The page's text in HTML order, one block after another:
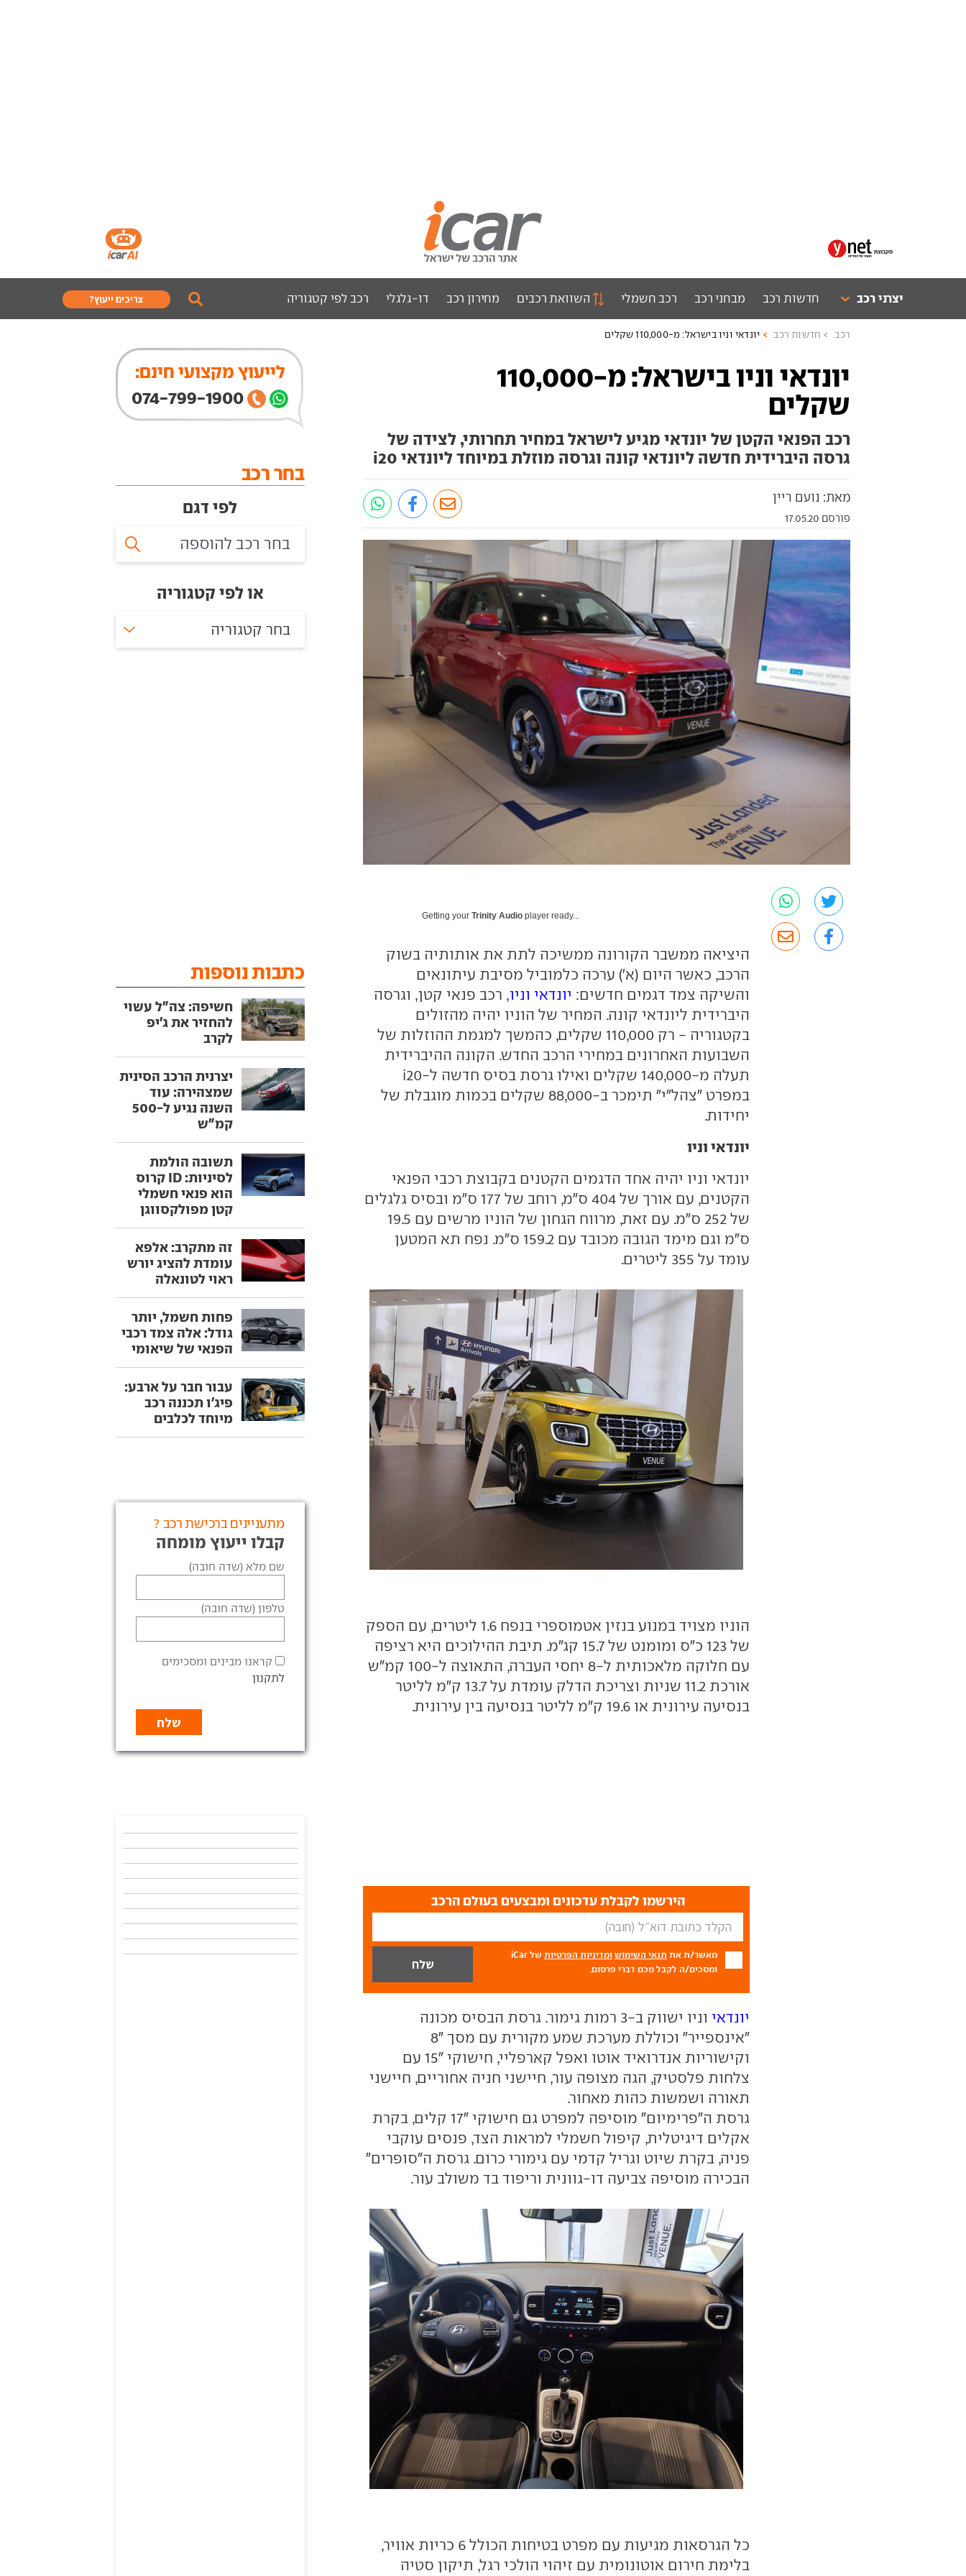
יצרני רכב חדשות רכב מבחני רכב רכב חשמלי השוואת רכבים מחירון רכב דו-גלגלי רכב לפי קטגוריה צריכים ייעוץ?
רכב חדשות רכב יונדאי וניו בישראל: מ-110,000 שקלים
יונדאי וניו בישראל: מ-110,000
שקלים
רכב הפנאי הקטן של יונדאי מגיע לישראל במחיר תחרותי, לצידה של
גרסה היברידית חדשה ליונדאי קונה וגרסה מוזלת במיוחד ליונדאי i20
מאת: נועם ריין
פורסם 17.05.20
Getting yourTrinity Audio player ready...
היציאה ממשבר הקורונה ממשיכה לתת את אותותיה בשוק
הרכב, כאשר היום (א') ערכה כלמוביל מסיבת עיתונאים
והשיקה צמד דגמים חדשים: יונדאי וניו, רכב פנאי קטן, וגרסה
היברידית ליונדאי קונה. המחיר של הוניו יהיה מהזולים
בקטגוריה - רק 110,000 שקלים, כהמשך למגמת ההוזלות של
השבועות האחרונים במחירי הרכב החדש. הקונה ההיברידית
תעלה מ-140,000 שקלים ואילו גרסת בסיס חדשה ל-i20
במפרט "צהל"י" תימכר ב-88,000 שקלים בכמות מוגבלת של
יחידות.
יונדאי וניו
יונדאי וניו יהיה אחד הדגמים הקטנים בקבוצת רכבי הפנאי
הקטנים, עם אורך של 404 ס"מ, רוחב של 177 ס"מ ובסיס גלגלים
של 252 ס"מ. עם זאת, מרווח הגחון של הוניו מרשים עם 19.5
ס"מ וגם מימד הגובה מכובד עם 159.2 ס"מ. נפח תא המטען
עומד על 355 ליטרים.
הוניו מצויד במנוע בנזין אטמוספרי בנפח 1.6 ליטרים, עם הספק
של 123 כ"ס ומומנט של 15.7 קג"מ. תיבת ההילוכים היא רציפה
עם חלוקה מלאכותית ל-8 יחסי העברה, התאוצה ל-100 קמ"ש
אורכת 11.2 שניות וצריכת הדלק עומדת על 13.7 ק"מ לליטר
בנסיעה עירונית או 19.6 ק"מ לליטר בנסיעה בין עירונית.
הירשמו לקבלת עדכונים ומבצעים בעולם הרכב
מאשר/ת את תנאי השימוש ומדיניות הפרטיות
של iCar
ומסכים/ה לקבל מכם דברי פרסום.
יונדאי
וניו ישווק ב-3 רמות גימור. גרסת הבסיס מכונה
"אינספייר" וכוללת מערכת שמע מקורית עם מסך "8
וקישוריות אנדרואיד אוטו ואפל קארפליי, חישוקי "15 עם
צלחות פלסטיק, הגה מצופה עור, חיישני חניה אחוריים, חיישני
תאורה ושמשות כהות מאחור.
גרסת ה"פרימיום" מוסיפה למפרט גם חישוקי "17 קלים, בקרת
אקלים דיגיטלית, קיפול חשמלי למראות הצד, פנסים עוקבי
פניה, בקרת שיוט וגריל קדמי עם גימורי כרום. גרסת ה"סופרים"
הבכירה מוסיפה צביעה דו-גוונית וריפוד בד משולב עור.
כל הגרסאות מגיעות עם מפרט בטיחות הכולל 6 כריות אוויר,
בלימת חירום אוטונומית עם זיהוי הולכי רגל, תיקון סטיה
לייעוץ מקצועי חינם:
074-799-1900
בחר רכב
לפי דגם
או לפי קטגוריה
בחר קטגוריה
כתבות נוספות
חשיפה: צה"ל עשוי
להחזיר את ג'יפ
לקרב
יצרנית הרכב הסינית
שמצהירה: עוד
השנה נגיע ל-500
קמ"ש
תשובה הולמת
לסיניות: ID קרוס
הוא פנאי חשמלי
קטן מפולקסווגן
זה מתקרב: אלפא
עומדת להציג יורש
ראוי לטונאלה
פחות חשמל, יותר
גודל: אלה צמד רכבי
הפנאי של שיאומי
עבור חבר על ארבע:
פיג'ו תכננה רכב
מיוחד לכלבים
מתעניינים ברכישת רכב ?
קבלו ייעוץ מומחה
שם מלא (שדה חובה)
טלפון (שדה חובה)
קראנו מבינים ומסכימים
לתקנון